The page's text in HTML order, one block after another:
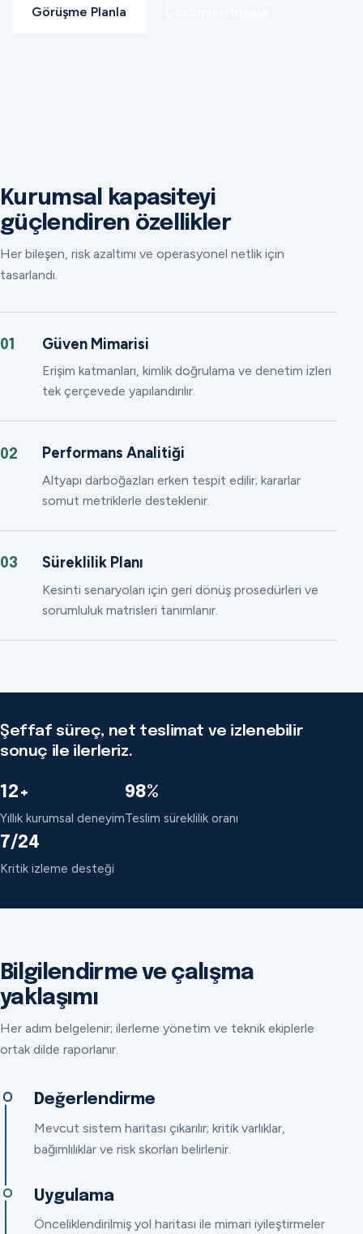
Görüşme Planla
Kurumsal kapasiteyi
güçlendiren özellikler
Her bileşen, risk azaltımı ve operasyonel netlik için
tasarlandı.
01 Güven Mimarisi
Erişim katmanları, kimlik doğrulama ve denetim izleri
tek çerçevede yapılandırılır.
02 Performans Analitiği
Altyapı darboğazları erken tespit edilir; kararlar
somut metriklerle desteklenir.
03 Süreklilik Planı
Kesinti senaryoları için geri dönüş prosedürleri ve
sorumluluk matrisleri tanımlanır.
Şeffaf süreç, net teslimat ve izlenebilir
sonuç ile ilerleriz.
12+
Yıllık kurumsal deneyim
98%
Teslim süreklilik oranı
7/24
Kritik izleme desteği
Bilgilendirme ve çalışma
yaklaşımı
Her adım belgelenir; ilerleme yönetim ve teknik ekiplerle
ortak dilde raporlanır.
Değerlendirme
Mevcut sistem haritası çıkarılır; kritik varlıklar,
bağımlılıklar ve risk skorları belirlenir.
Uygulama
Önceliklendirilmiş yol haritası ile mimari iyileştirmeler